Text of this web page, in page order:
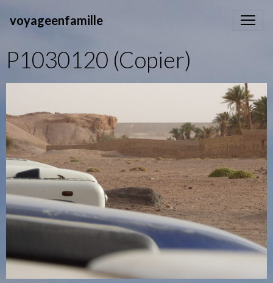
voyageenfamille
P1030120 (Copier)